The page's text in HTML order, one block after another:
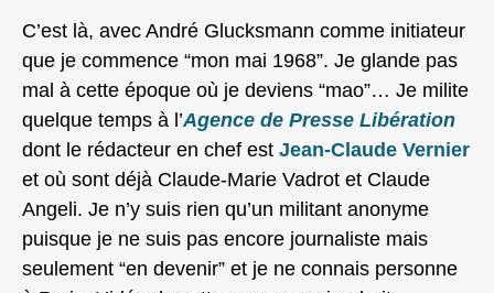
C’est là, avec André Glucksmann comme initiateur
que je commence “mon mai 1968”. Je glande pas
mal à cette époque où je deviens “mao”… Je milite
quelque temps à l’Agence de Presse Libération
dont le rédacteur en chef est Jean-Claude Vernier
et où sont déjà Claude-Marie Vadrot et Claude
Angeli. Je n’y suis rien qu’un militant anonyme
puisque je ne suis pas encore journaliste mais
seulement “en devenir” et je ne connais personne